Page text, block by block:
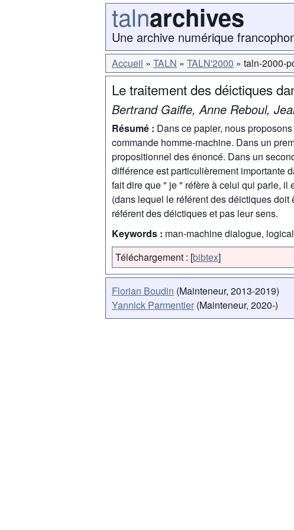
talnarchives
Une archive numérique
Accueil TALN TALN'2000 taln-2000-
Le traitement des déictiques
Bertrand Gaiffe, Anne Reboul,
Résumé : Dans ce papier, nous
commande homme-machine. Dans un
propositionnel des énoncé. Dans un
différence est particulièrement importante
fait dire que " je " réfère à celui qui parle,
(dans lequel le référent des déictiques
référent des déictiques et pas leur sens.
Keywords : man-machine dialogue,
Téléchargement : [bibtex]
Florian Boudin (Mainteneur, 2013-2019)
Yannick Parmentier (Mainteneur, 2020-)